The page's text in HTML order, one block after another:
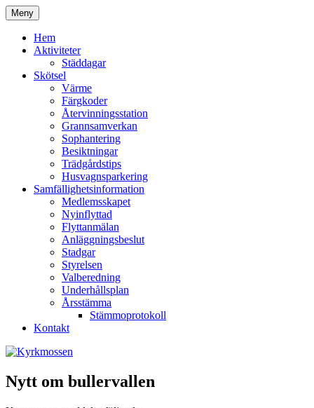
Hoppa
till
innehåll
Kyrkmossen
Meny
Hem
Aktiviteter
Städdagar
Skötsel
Värme
Färgkoder
Återvinningsstation
Grannsamverkan
Sophantering
Besiktningar
Trädgårdstips
Husvagnsparkering
Samfällighetsinformation
Medlemsskapet
Nyinflyttad
Flyttanmälan
Anläggningsbeslut
Stadgar
Styrelsen
Valberedning
Underhållsplan
Årsstämma
Stämmoprotokoll
Kontakt
Nytt om bullervallen